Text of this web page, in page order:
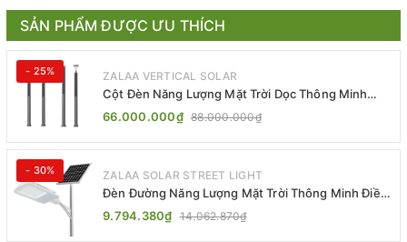
SẢN PHẨM ĐƯỢC ƯU THÍCH
- 25% ZALAA VERTICAL SOLAR
Cột Đèn Năng Lượng Mặt Trời Dọc Thông Minh
ZSR-YYDS-360 | ZALAA Jsc
66.000.000₫ 88.000.000₫
- 30% ZALAA SOLAR STREET LIGHT
Đèn Đường Năng Lượng Mặt Trời Thông Minh Điều
Khiển MPPT ZL-GMX01 ZALAA
9.794.380₫ 14.062.870₫